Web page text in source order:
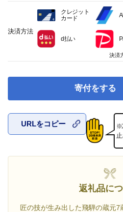
寄付をする
URLをコピー
返礼品に
匠の技が生み出した飛騨の蔵元7
決済方法
クレジット
カード
d払い
決済